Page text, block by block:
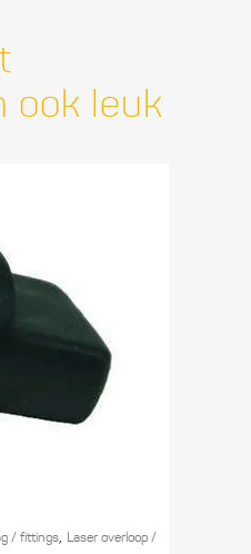
ook leuk
/ fittings, Laser overloop /